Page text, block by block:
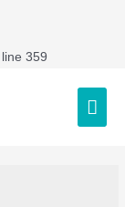
359